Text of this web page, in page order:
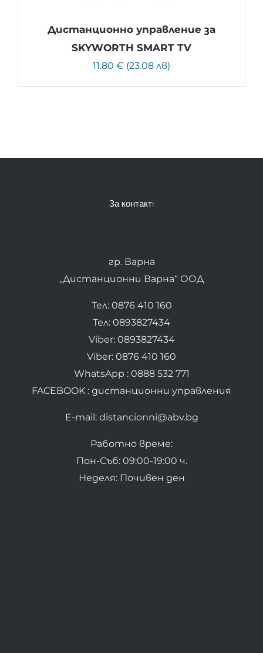
Дистанционно управление за
SKYWORTH SMART TV
11.80 € (23.08 лв)
За контакт:
гр. Варна
„Дистанционни Варна“ ООД
Тел: 0876 410 160
Тел: 0893827434
Viber: 0893827434
Viber: 0876 410 160
WhatsApp : 0888 532 771
FACEBOOK : дистанционни управления
E-mail: distancionni@abv.bg
Работно време:
Пон-Съб: 09:00-19:00 ч.
Неделя: Почивен ден